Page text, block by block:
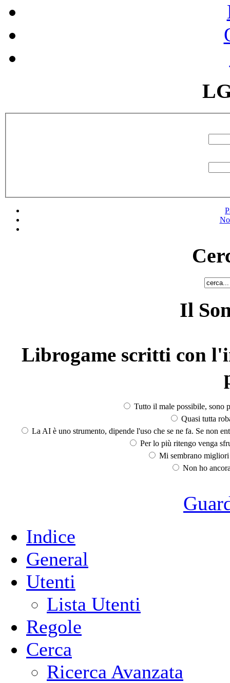
Il
Librogame scritti con
Tutto il male possibile, sono
Quasi tutta
La AI è uno strumento, dipende l'uso che se ne fa. Se non
Per lo più ritengo venga
Mi sembrano
Non ho
Indice
General
Utenti
Lista Utenti
Regole
Cerca
Ricerca Avanzata